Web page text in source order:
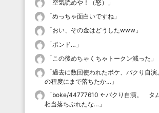
「空気読めや！（怒）
」
「めっちゃ面白いですね 」
「おい、その金はどうしたwww 」
「ポンド… 」
「 この後めちゃくちゃトークン減った 」
「過去に数回使われたボケ、パクり自
の程度にまで落ちたか… 」
「boke/44777610 ←パクり自演。 タ
相当落ちぶれたな… 」